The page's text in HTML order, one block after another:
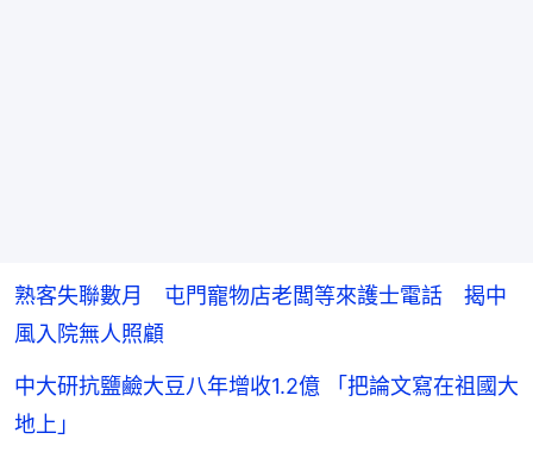
熟客失聯數月 屯門寵物店老闆等來護士電話 揭中
風入院無人照顧
中大研抗鹽鹼大豆八年增收1.2億 「把論文寫在祖國大
地上」